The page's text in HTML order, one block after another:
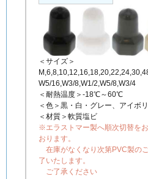
＜サイズ＞
W5/16,W3/8,W1/2,W5/8,W3/4
＜耐熱温度＞-18℃～60℃
＜色＞黒・白・グレー、アイボ
＜材質＞軟質塩ビ
※エラストマー製へ順次切替を
おります。
在庫がなくなり次第PVC製の
了いたします。
ご了承ください